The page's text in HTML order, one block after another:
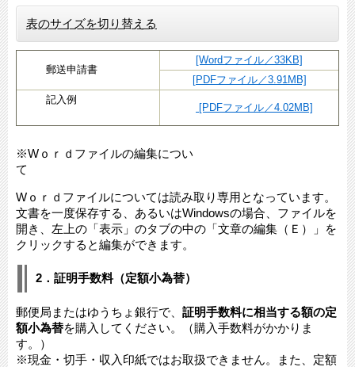
表のサイズを切り替える
郵送申請書
[Wordファイル／33KB]
[PDFファイル／3.91MB]
記入例
[PDFファイル／4.02MB]
※Wｏｒｄファイルの編集につい
Wｏｒｄファイルについては読み取り専用となっています。
文書を一度保存する、あるいはWindowsの場合、ファイルを
開き、左上の「表示」のタブの中の「文章の編集（Ｅ）」を
クリックすると編集ができます。
2．証明手数料（定額小為替）
郵便局またはゆうちょ銀行で、 証明手数料に相当する額の定
額小為替を購入してください。（購入手数料がかかりま
す。）
※現金・切手・収入印紙ではお取扱できません。また、定額